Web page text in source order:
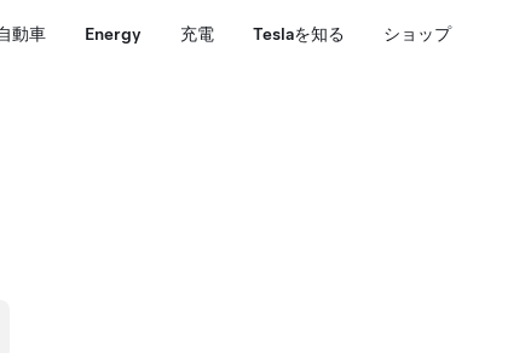
動車 Energy 充電 Teslaを知る ショップ